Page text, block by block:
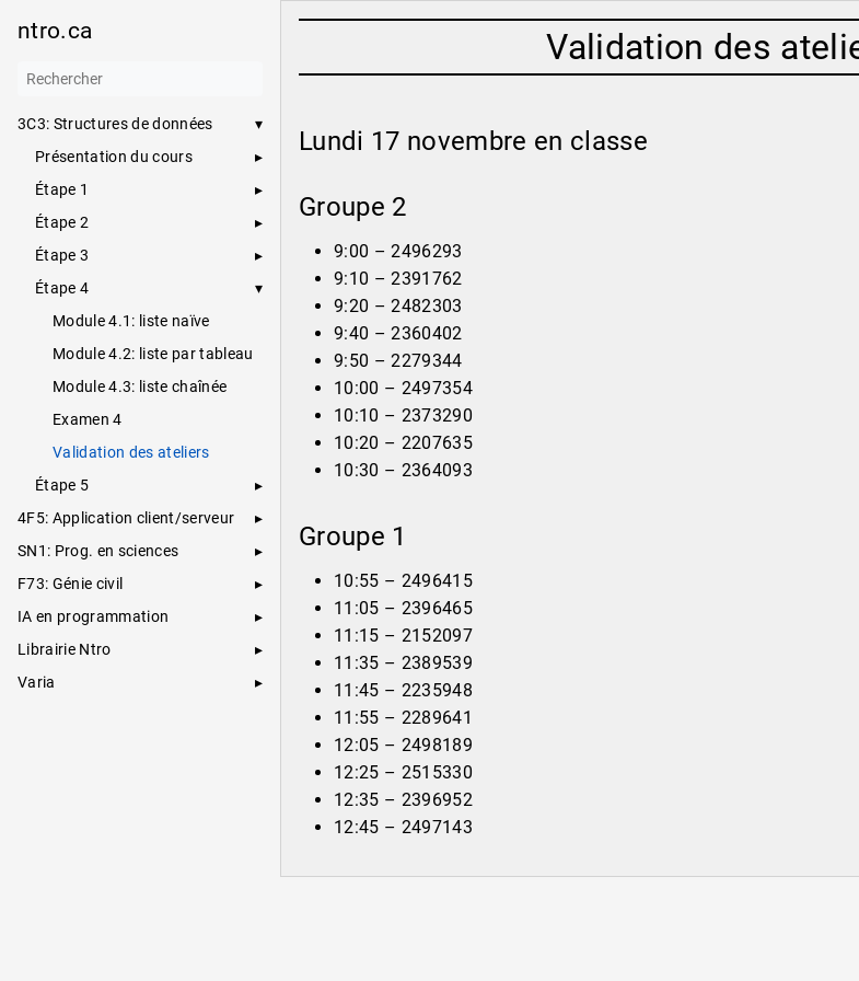
ntro.ca
3C3: Structures de données
Présentation du cours
Étape 1
Étape 2
Étape 3
Étape 4
Module 4.1: liste naïve
Module 4.2: liste par tableau
Module 4.3: liste chaînée
Examen 4
Validation des ateliers
Étape 5
4F5: Application client/serveur
SN1: Prog. en sciences
F73: Génie civil
IA en programmation
Librairie Ntro
Varia
Validation des
Lundi 17 novembre en classe
Groupe 2
9:00 – 2496293
9:10 – 2391762
9:20 – 2482303
9:40 – 2360402
9:50 – 2279344
10:00 – 2497354
10:10 – 2373290
10:20 – 2207635
10:30 – 2364093
Groupe 1
10:55 – 2496415
11:05 – 2396465
11:15 – 2152097
11:35 – 2389539
11:45 – 2235948
11:55 – 2289641
12:05 – 2498189
12:25 – 2515330
12:35 – 2396952
12:45 – 2497143